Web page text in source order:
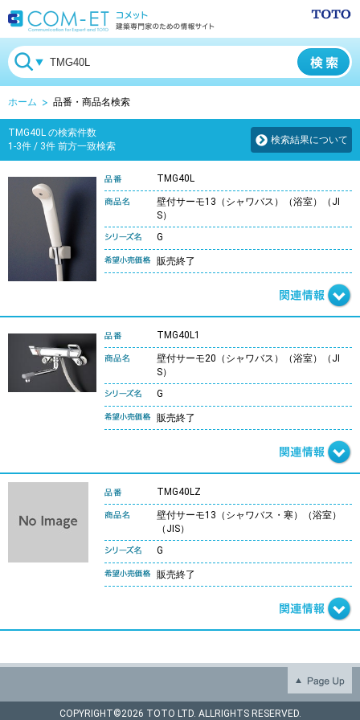
ホーム 品番・商品名検索
TMG40L の検索件数
1-3件 / 3件 前方一致検索
検索結果について
TMG40L
壁付サーモ13（シャワバス）（浴室）（JI
S）
G
販売終了
TMG40L1
壁付サーモ20（シャワバス）（浴室）（JI
S）
G
販売終了
TMG40LZ
壁付サーモ13（シャワバス・寒）（浴室）
（JIS）
G
販売終了
COPYRIGHT©2026 TOTO LTD. ALLRIGHTS RESERVED.